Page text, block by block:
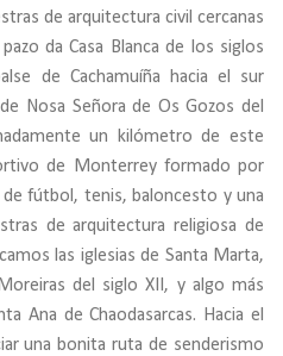
de arquitectura civil cercanas
da Casa Blanca de los siglos
de Cachamuíña hacia el sur
Nosa Señora de Os Gozos del
un kilómetro de este
de Monterrey formado por
fútbol, tenis, baloncesto y una
de arquitectura religiosa de
las iglesias de Santa Marta,
del siglo XII, y algo más
Ana de Chaodasarcas. Hacia el
una bonita ruta de senderismo